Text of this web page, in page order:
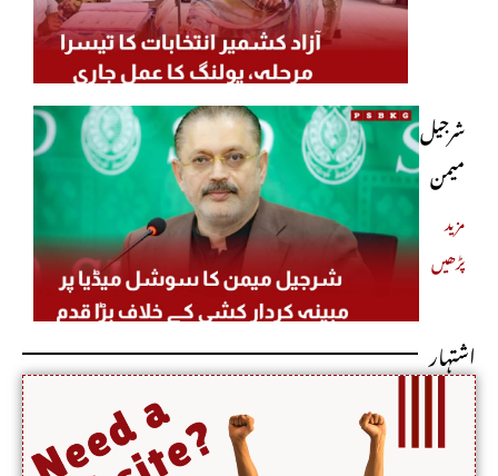
کریں گے
پولنگ کا
عمل
جاری
شرجیل
میمن
کا
سوشل
پر مبینہ
کشی
مزید
پڑھیں
اشتہار